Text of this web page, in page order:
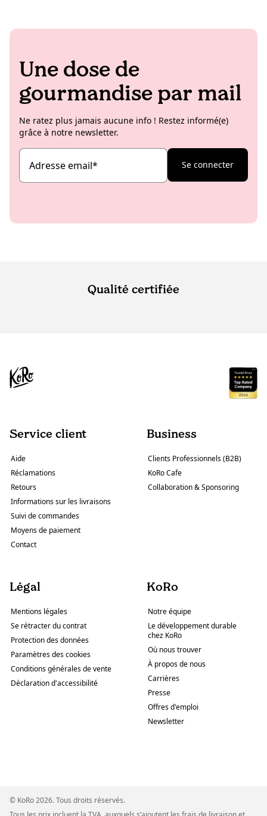
Une dose de
gourmandise par mail
Ne ratez plus jamais aucune info ! Restez informé(e)
grâce à notre newsletter.
Adresse email* Se connecter
Qualité certifiée
Service client
Aide
Réclamations
Retours
Informations sur les livraisons
Suivi de commandes
Moyens de paiement
Contact
Business
Clients Professionnels (B2B)
KoRo Cafe
Collaboration & Sponsoring
Légal
Mentions légales
Se rétracter du contrat
Protection des données
Paramètres des cookies
Conditions générales de vente
Déclaration d'accessibilité
KoRo
Notre équipe
Le développement durable
chez KoRo
Où nous trouver
À propos de nous
Carrières
Presse
Offres d'emploi
Newsletter
© KoRo 2026. Tous droits réservés.